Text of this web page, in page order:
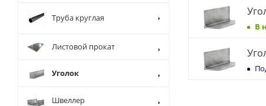
В
Труба круглая
Листовой прокат
Уголок
Швеллер